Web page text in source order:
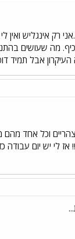
מה שעושים
העיקרון אבל
וכל אחד מהם
לי יש יום עבודה